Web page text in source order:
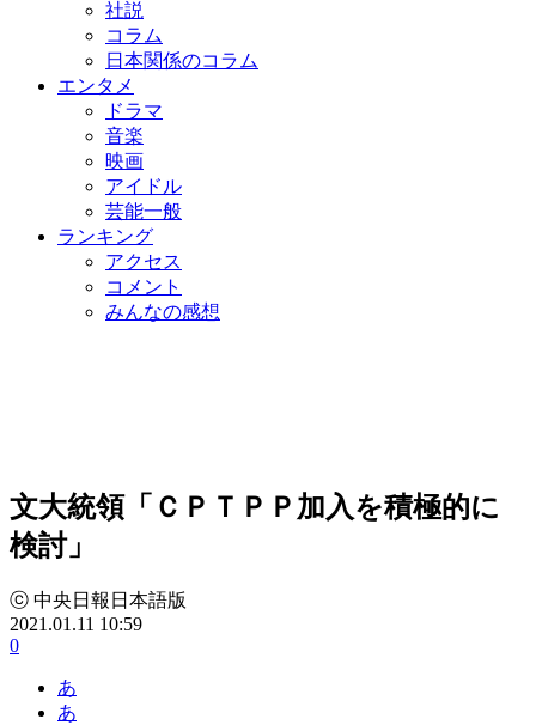
社説
コラム
日本関係のコラム
エンタメ
ドラマ
音楽
映画
アイドル
芸能一般
ランキング
アクセス
コメント
みんなの感想
文大統領「ＣＰＴＰＰ加入を積極的に
検討」
ⓒ 中央日報日本語版
2021.01.11 10:59
0
あ
あ